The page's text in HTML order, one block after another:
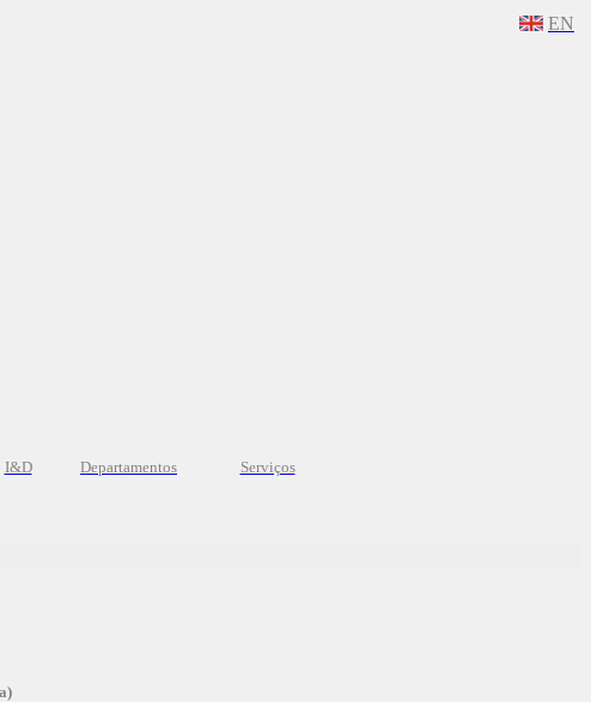
EN
I&D Departamentos Serviços